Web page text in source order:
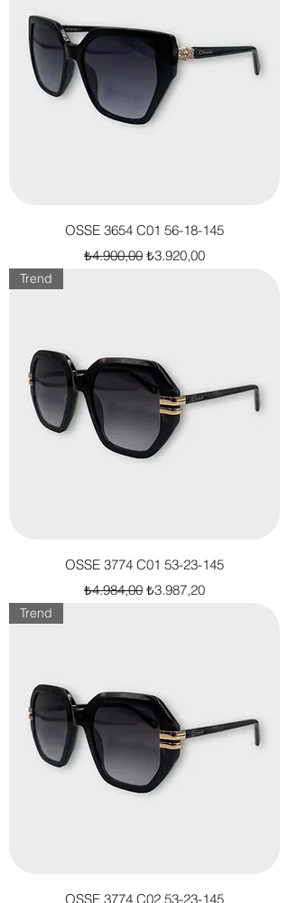
OSSE 3654 C01 56-18-145
Normal Fiyat
₺4.900,00 İndirimli Fiyat
₺3.920,00
Trend
OSSE 3774 C01 53-23-145
Normal Fiyat
₺4.984,00 İndirimli Fiyat
₺3.987,20
Trend
OSSE 3774 C02 53-23-145